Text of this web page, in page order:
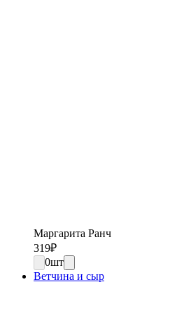
Маргарита Ранч
319₽
0шт
Ветчина и сыр